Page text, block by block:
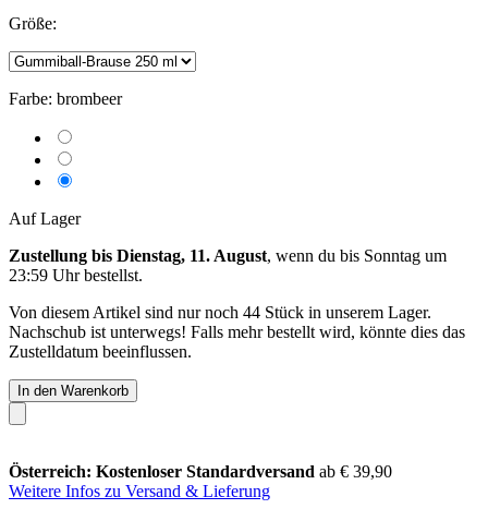
Größe:
Farbe: brombeer
Auf Lager
Zustellung bis Dienstag, 11. August, wenn du bis Sonntag um
23:59 Uhrbestellst.
Von diesem Artikel sind nur noch 44 Stück in unserem Lager.
Nachschub ist unterwegs! Falls mehr bestellt wird, könnte dies das
Zustelldatum beeinflussen.
In den Warenkorb
Österreich: Kostenloser Standardversand ab € 39,90
Weitere Infos zu Versand & Lieferung